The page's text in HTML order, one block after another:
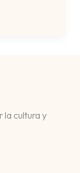
la cultura y